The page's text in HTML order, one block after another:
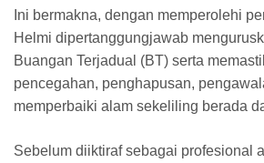
Ini bermakna, dengan memperolehi
Helmi dipertanggungjawab
Buangan Terjadual (BT) serta
pencegahan, penghapusan,
memperbaiki alam sekeliling berada
Sebelum diiktiraf sebagai profesional